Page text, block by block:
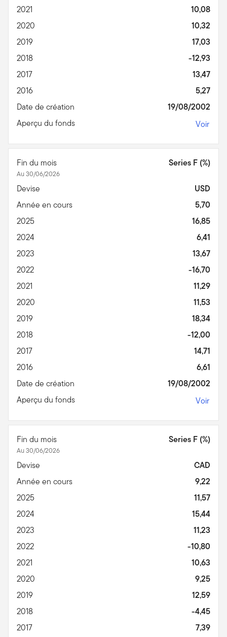
2021
10,08
2020
10,32
2019
17,03
2018
-12,93
2017
13,47
2016
5,27
Date de création
19/08/2002
Aperçu du fonds
Voir
Fin du mois
Au 30/06/2026
Series F (%)
Devise
USD
Année en cours
5,70
2025
16,85
2024
6,41
2023
13,67
2022
-16,70
2021
11,29
2020
11,53
2019
18,34
2018
-12,00
2017
14,71
2016
6,61
Date de création
19/08/2002
Aperçu du fonds
Voir
Fin du mois
Au 30/06/2026
Series F (%)
Devise
CAD
Année en cours
9,22
2025
11,57
2024
15,44
2023
11,23
2022
-10,80
2021
10,63
2020
9,25
2019
12,59
2018
-4,45
2017
7,39